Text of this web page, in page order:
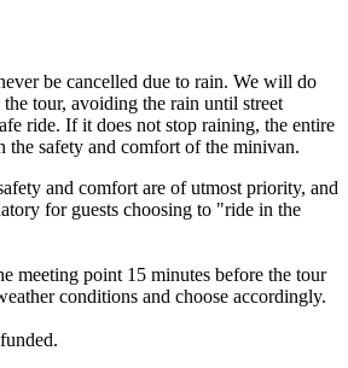
be cancelled due to rain. We will do
tour, avoiding the rain until street
ride. If it does not stop raining, the entire
the safety and comfort of the minivan.
and comfort are of utmost priority, and
for guests choosing to "ride in the
meeting point 15 minutes before the tour
conditions and choose accordingly.